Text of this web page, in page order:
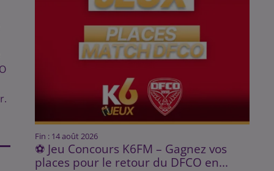
Fin : 14 août 2026
⚽ Jeu Concours K6FM – Gagnez vos
places pour le retour du DFCO en...